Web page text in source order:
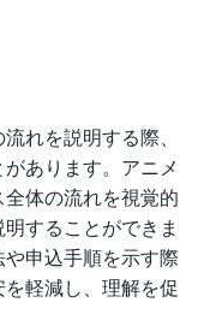
れを説明する際、
あります。アニメ
体の流れを視覚的
することができま
申込手順を示す際
軽減し、理解を促